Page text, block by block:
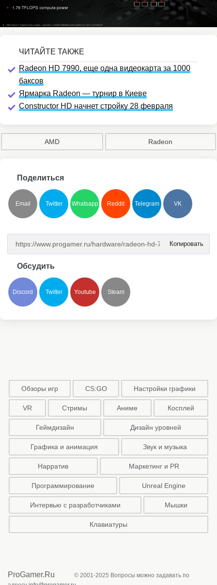
Radeon HD 7990, еще одна видеокарта за 1000
баксов
Ярмарка Radeon — турнир в Киеве
Constructor HD начнет стройку 28 февраля
AMD Radeon
Поделиться
Email Twitter Whatsapp Reddit Telegram VK
Копировать
Обсудить
Discord Twitter Youtube Steam
Обзоры игр CS:GO Настройки графики
VR Стримы Аниме Косплей
Геймдизайн Дизайн уровней
Графика и анимация Звук и музыка
Нарратив Маркетинг и PR
Программирование Unreal Engine
Интервью с разработчиками Мышки
Клавиатуры
ProGamer.Ru
© 2001-2025 Вопросы можно задавать по